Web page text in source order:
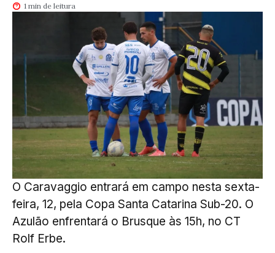
1 min de leitura
O Caravaggio entrará em campo nesta sexta-
feira, 12, pela Copa Santa Catarina Sub-20. O
Azulão enfrentará o Brusque às 15h, no CT
Rolf Erbe.